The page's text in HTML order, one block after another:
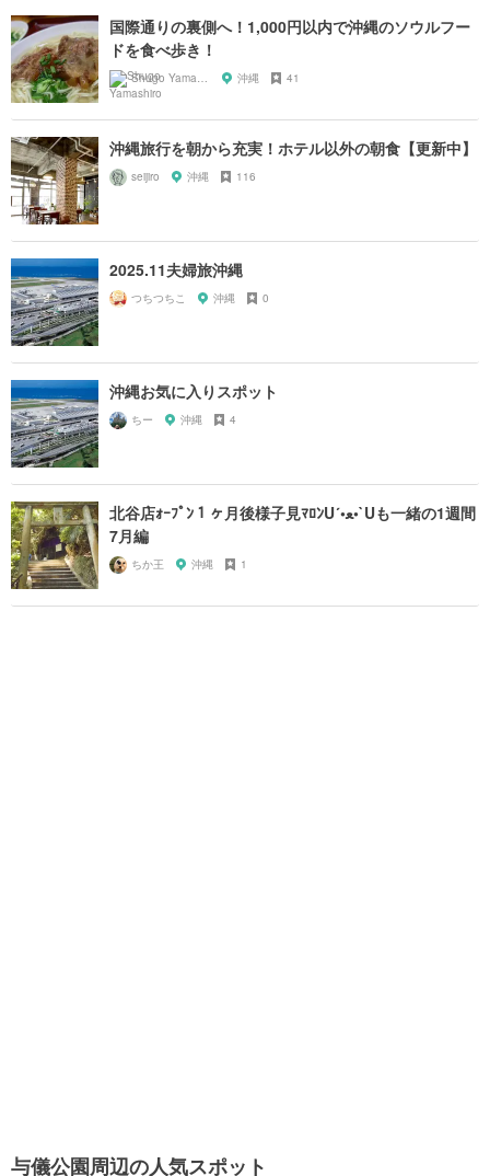
国際通りの裏側へ！1,000円以内で沖縄のソウルフー
ドを食べ歩き！
Shugo Yamashiro 沖縄 41
沖縄旅行を朝から充実！ホテル以外の朝食【更新中】
seijiro 沖縄 116
2025.11夫婦旅沖縄
つちつちこ 沖縄 0
沖縄お気に入りスポット
ちー 沖縄 4
北谷店ｫｰﾌﾟﾝ１ヶ月後様子見ﾏﾛﾝU´•ﻌ•`Uも一緒の1週間
7月編
ちか王 沖縄 1
与儀公園周辺の人気スポット